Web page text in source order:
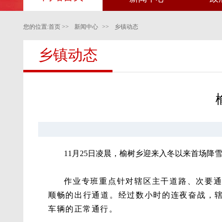
您的位置:首页 >> 新闻中心 >> 乡镇动态
乡镇动态
11月25日凌晨，榆树乡迎来入冬以来首场降
作业专班重点针对辖区主干道路、次要
顺畅的出行通道。经过数小时的连夜奋战，
车辆的正常通行。